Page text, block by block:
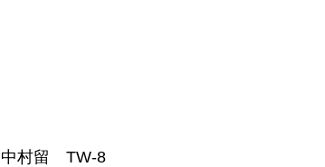
中村留 TW-8